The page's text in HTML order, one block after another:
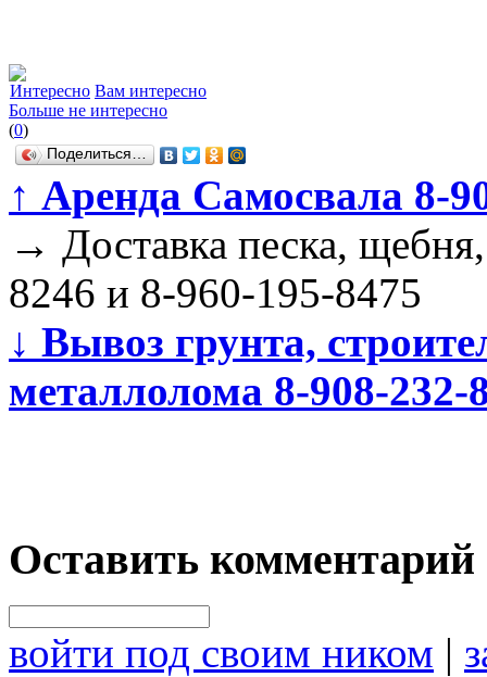
Интересно Вам интересно
Больше не интересно
(0)
Поделиться…
↑ Аренда Самосвала 8-
→ Доставка песка,
8246 и 8-960-195-8475
↓ Вывоз грунта,
металлолома 8-908-232-
Оставить комментарий
войти под своим ником |